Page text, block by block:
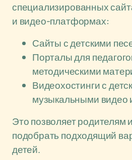
специализированных
и видео-платформах:
Сайты с детскими
Порталы для
методическими
Видеохостинги с
музыкальными видео
Это позволяет родителям
подобрать подходящий
детей.